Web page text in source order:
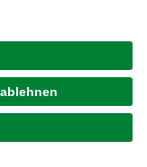
Boden über die
erzeugst Du